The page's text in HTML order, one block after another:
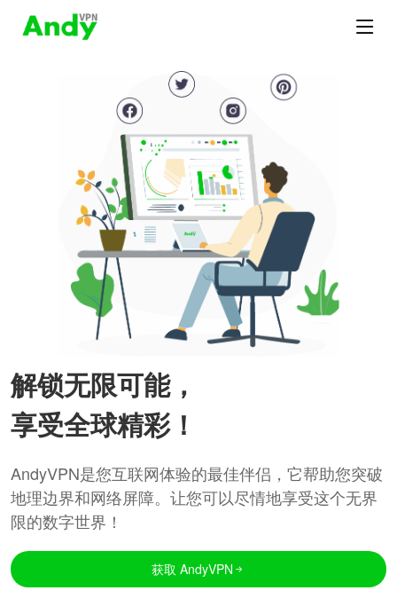
解锁无限可能，
享受全球精彩！
AndyVPN是您互联网体验的最佳伴侣，它帮助您突破
地理边界和网络屏障。让您可以尽情地享受这个无界
限的数字世界！
获取 AndyVPN